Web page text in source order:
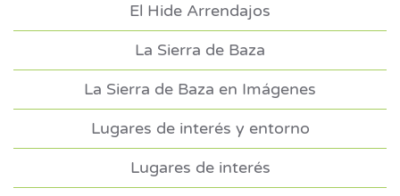
El Hide Arrendajos
La Sierra de Baza
La Sierra de Baza en Imágenes
Lugares de interés y entorno
Lugares de interés